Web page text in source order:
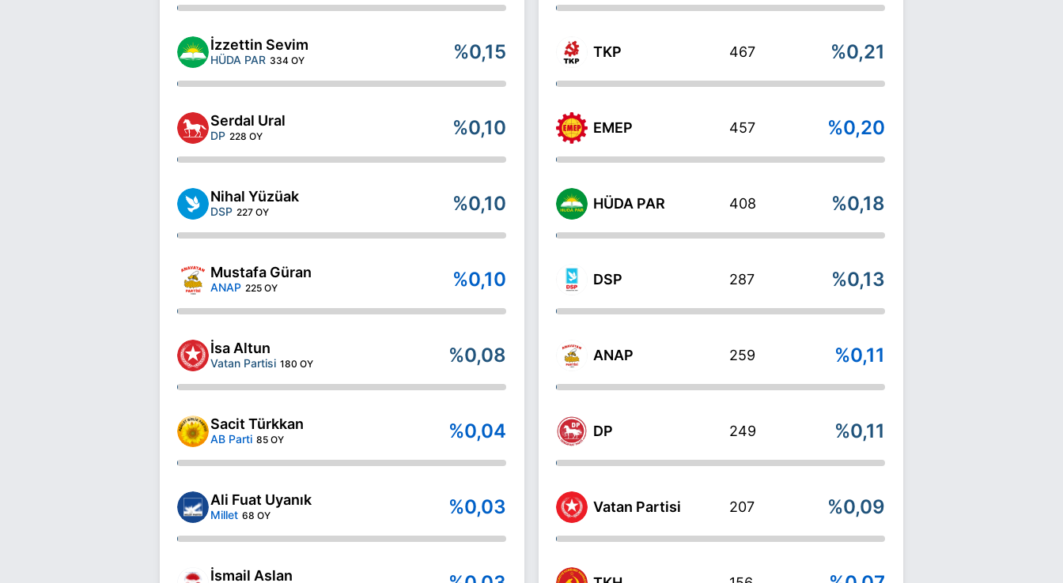
İzzettin Sevim
HÜDA PAR 334 OY %0,15
Serdal Ural
DP 228 OY %0,10
Nihal Yüzüak
DSP 227 OY %0,10
Mustafa Güran
ANAP 225 OY %0,10
İsa Altun
Vatan Partisi 180 OY %0,08
Sacit Türkkan
AB Parti 85 OY %0,04
Ali Fuat Uyanık
Millet 68 OY %0,03
İsmail Aslan
TKP 467 %0,21
EMEP 457 %0,20
HÜDA PAR 408 %0,18
DSP 287 %0,13
ANAP 259 %0,11
DP 249 %0,11
Vatan Partisi 207 %0,09